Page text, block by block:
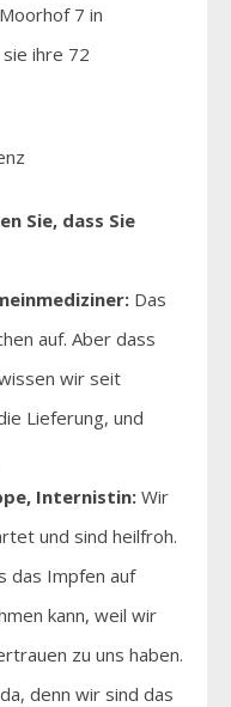
7 in
ihre 72
Sie, dass Sie
Das
auf. Aber dass
wir seit
Lieferung, und
Internistin: Wir
und sind heilfroh.
das Impfen auf
kann, weil wir
zu uns haben.
denn wir sind das